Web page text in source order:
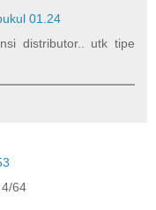
01.24
distributor.. utk tipe
64